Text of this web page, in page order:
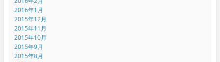
2016年1月
2015年12月
2015年11月
2015年10月
2015年9月
2015年8月